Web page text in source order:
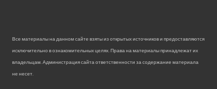
Все материалы на данном сайте взяты из открытых источников и предоставляются
исключительно в ознакомительных целях. Права на материалы принадлежат их
владельцам. Администрация сайта ответственности за содержание материала
не несет.